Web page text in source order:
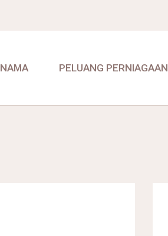
PELUANG PERNIAGAAN